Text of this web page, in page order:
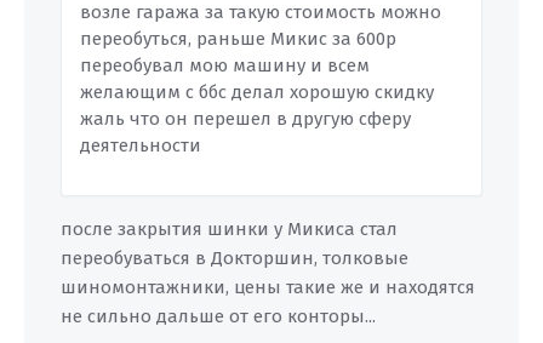
возле гаража за такую стоимость можно
переобуться, раньше Микис за 600р
переобувал мою машину и всем
желающим с ббс делал хорошую скидку
жаль что он перешел в другую сферу
деятельности
после закрытия шинки у Микиса стал
переобуваться в Докторшин, толковые
шиномонтажники, цены такие же и находятся
не сильно дальше от его конторы...